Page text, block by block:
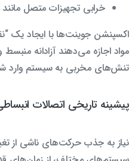
خرابی تجهیزات متصل
اکسپنشن جوینت‌ها با ایجاد یک
مواد اجازه می‌دهند آزادانه
تنش‌های مخربی به سیستم وارد
پیشینه تاریخی اتصالات
نیاز به جذب حرکت‌های ناشی از